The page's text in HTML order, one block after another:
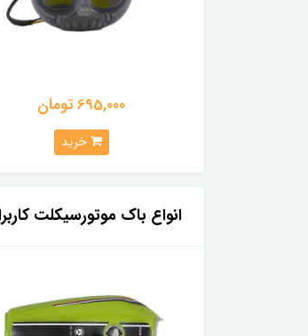
695,000 تومان
خرید
انواع باک موتورسیکلت